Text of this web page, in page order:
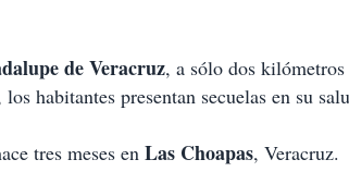
de Veracruz, a sólo dos kilómetros
los habitantes presentan secuelas en su
tres meses en Las Choapas, Veracruz.